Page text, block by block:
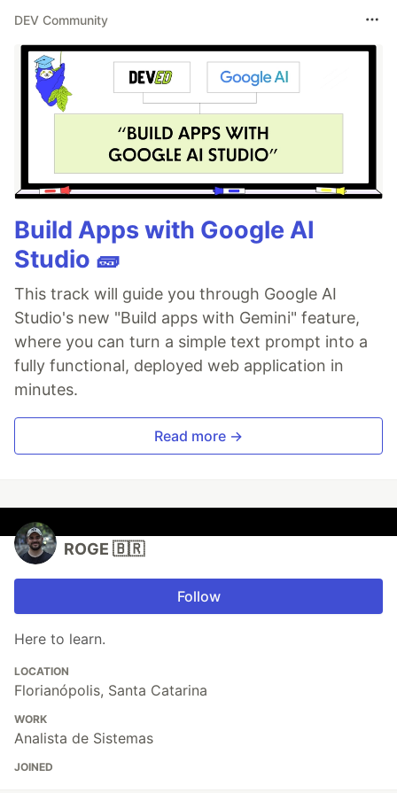
DEV Community
Build Apps with Google AI
Studio 🧱
This track will guide you through Google AI
Studio's new "Build apps with Gemini" feature,
where you can turn a simple text prompt into a
fully functional, deployed web application in
minutes.
Read more →
ROGE 🇧🇷
Follow
Here to learn.
LOCATION
Florianópolis, Santa Catarina
WORK
Analista de Sistemas
JOINED